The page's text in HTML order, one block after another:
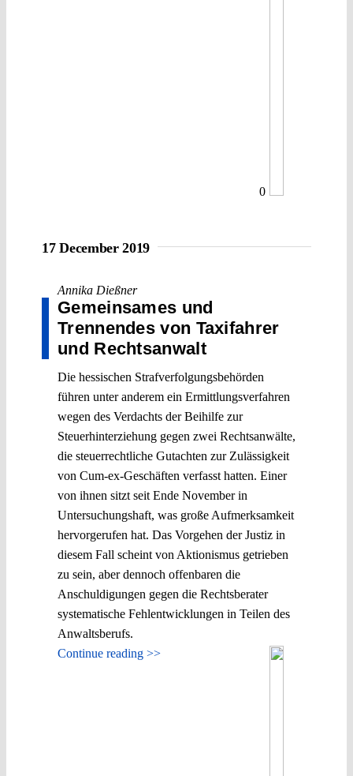
0
17 December 2019
Annika Dießner
Gemeinsames und
Trennendes von Taxifahrer
und Rechtsanwalt
Die hessischen Strafverfolgungsbehörden
führen unter anderem ein Ermittlungsverfahren
wegen des Verdachts der Beihilfe zur
Steuerhinterziehung gegen zwei Rechtsanwälte,
die steuerrechtliche Gutachten zur Zulässigkeit
von Cum-ex-Geschäften verfasst hatten. Einer
von ihnen sitzt seit Ende November in
Untersuchungshaft, was große Aufmerksamkeit
hervorgerufen hat. Das Vorgehen der Justiz in
diesem Fall scheint von Aktionismus getrieben
zu sein, aber dennoch offenbaren die
Anschuldigungen gegen die Rechtsberater
systematische Fehlentwicklungen in Teilen des
Anwaltsberufs.
Continue reading >>